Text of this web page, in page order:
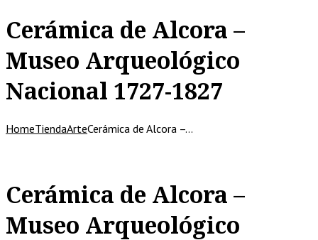
Cerámica de Alcora –
Museo Arqueológico
Nacional 1727-1827
HomeTiendaArteCerámica de Alcora –…
Cerámica de Alcora –
Museo Arqueológico